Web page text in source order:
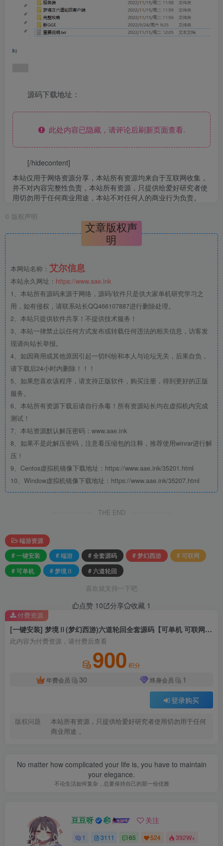
源码下载地址：
此处内容已隐藏，请评论后刷新页面查看.
[/hidecontent]
本站仅用于网络资源分享，本站所有资源均来自于互联网收集，
并不对内容完整性负责，本站所有资源，只提供给爱好研究者使
用切勿用于任何商业用途，本站不对任何人的商业行为负责。
© 版权声明
文章版权声
明
本网站名称： 艾尔信息
本站永久网址： https://www.aae.ink
1、本站所有源码来源于网络，源码/软件只是供大家单机研究学习之
用，如有侵权，请联系站长QQ466107887进行删除处理。
2、本站只提供软件共享！不提供技术服务！
3、本站一律禁止以任何方式发布或转载任何违法的相关信息，访客发
现请向站长举报。
4、如因商用或其他原因引起一切纠纷和本人与论坛无关，后果自负，
请下载后24小时内删除！！！
5、如果您喜欢该程序，请支持正版软件，购买注册，得到更好的正版
服务。
6、本站所有资源下载后请自行杀毒！所有资源站长均在虚拟机内完成
测试！
7、本站资源默认解压密码：www.aae.ink
8、如果不是此解压密码，注意看压缩包的注释，推荐使用winrar进行解
压！
9、Centos虚拟机镜像下载地址：https://www.aae.ink/35201.html
10、Window虚拟机镜像下载地址：https://www.aae.ink/35207.html
THE END
端游资源
# 一键安装
# 端游 # 全套源码 # 梦幻西游
# 可联网
# 可单机
# 梦境Ⅱ # 六道轮回
喜欢就支持一下吧
点赞 10 分享 收藏 1
[一键安装] 梦境Ⅱ(梦幻西游)六道轮回全套源码【可单机 可联网】【端游】
此内容为付费资源，请付费后查看
900 积分
年费会员
30 终身会员 1
登录购买
版权问题
本站所有资源，只提供给爱好研究者使用切勿用于任何
商业用途 。
付费资源
No matter how complicated your life is, you have to maintain
your elegance.
不论生活如何复杂，总要保持自己的那一份优雅
豆豆呀 关注
1 3111 65 524 392W+